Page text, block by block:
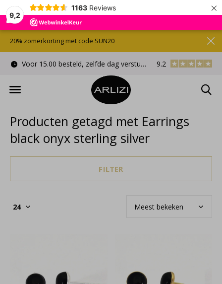
9,2
1163 Reviews ×
Voor 15.00 besteld, zelfde dag verstuurd Gratis
9.2
20% zomerkorting met code SUN20
Producten getagd met Earrings
black onyx sterling silver
FILTER